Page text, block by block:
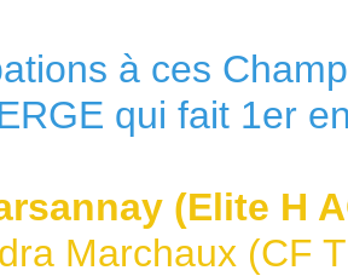
à ces
qui fait 1er
(Elite H
Marchaux (CF